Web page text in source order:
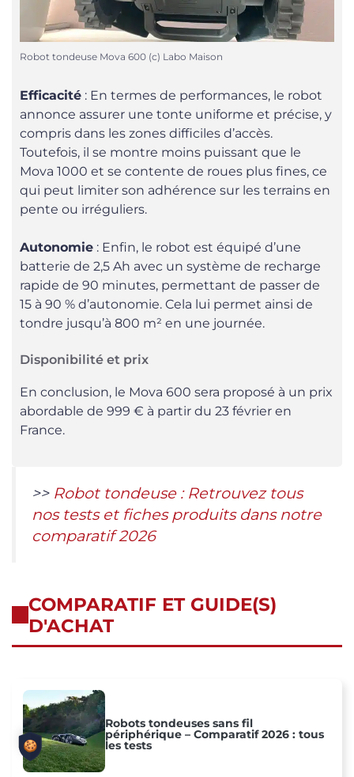
Robot tondeuse Mova 600 (c) Labo Maison
Efficacité : En termes de performances, le robot
annonce assurer une tonte uniforme et précise, y
compris dans les zones difficiles d’accès.
Toutefois, il se montre moins puissant que le
Mova 1000 et se contente de roues plus fines, ce
qui peut limiter son adhérence sur les terrains en
pente ou irréguliers.
Autonomie : Enfin, le robot est équipé d’une
batterie de 2,5 Ah avec un système de recharge
rapide de 90 minutes, permettant de passer de
15 à 90 % d’autonomie. Cela lui permet ainsi de
tondre jusqu’à 800 m² en une journée.
Disponibilité et prix
En conclusion, le Mova 600 sera proposé à un prix
abordable de 999 € à partir du 23 février en
France.
>> Robot tondeuse : Retrouvez tous
nos tests et fiches produits dans notre
comparatif 2026
COMPARATIF ET GUIDE(S)
D'ACHAT
Robots tondeuses sans fil
périphérique – Comparatif 2026 : tous
les tests